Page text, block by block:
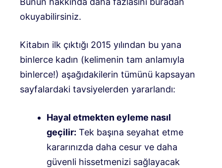
okuyabilirsiniz.
Kitabın ilk çıktığı 2015 yılından bu yana
binlerce kadın (kelimenin tam anlamıyla
binlerce!) aşağıdakilerin tümünü kapsayan
sayfalardaki tavsiyelerden yararlandı:
Hayal etmekten eyleme nasıl
geçilir: Tek başına seyahat etme
kararınızda daha cesur ve daha
güvenli hissetmenizi sağlayacak